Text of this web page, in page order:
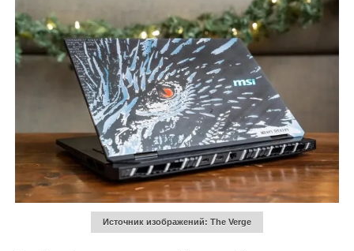
Источник изображений: The Verge